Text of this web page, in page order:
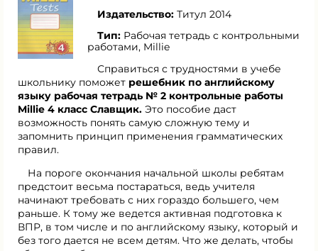
Издательство: Титул 2014
Тип: Рабочая тетрадь с контрольными
работами, Millie
Справиться с трудностями в учебе
школьнику поможет решебник по английскому
языку рабочая тетрадь № 2 контрольные работы
Millie 4 класс Славщик. Это пособие даст
возможность понять самую сложную тему и
запомнить принцип применения грамматических
правил.
На пороге окончания начальной школы ребятам
предстоит весьма постараться, ведь учителя
начинают требовать с них гораздо большего, чем
раньше. К тому же ведется активная подготовка к
ВПР, в том числе и по английскому языку, который и
без того дается не всем детям. Что же делать, чтобы